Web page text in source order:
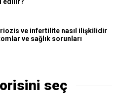
ve infertilite nasıl ilişkilidir
ve sağlık sorunları
seç